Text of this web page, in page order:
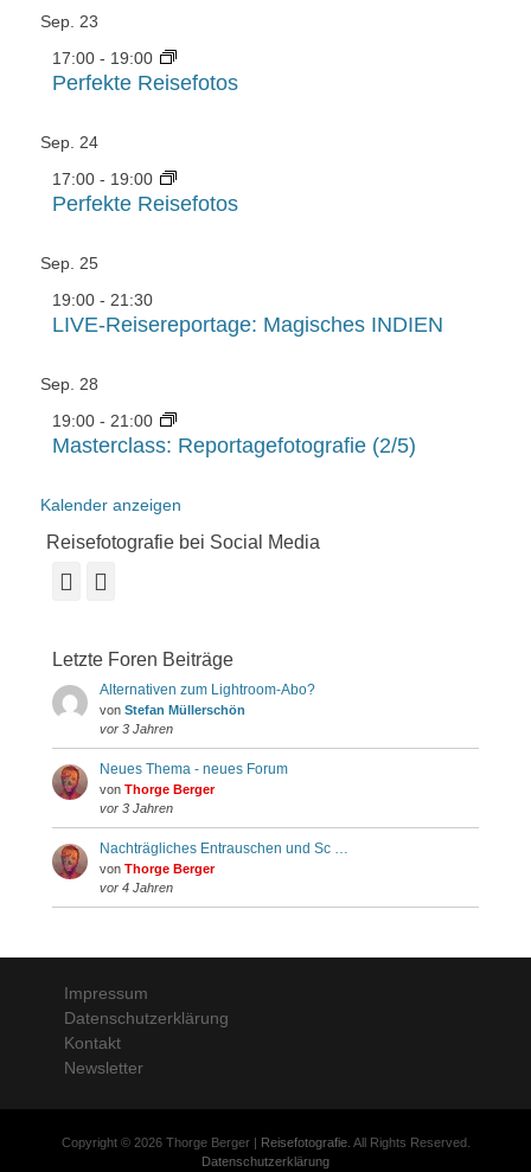
Sep. 23
17:00 - 19:00
Perfekte Reisefotos
Sep. 24
17:00 - 19:00
Perfekte Reisefotos
Sep. 25
19:00 - 21:30
LIVE-Reisereportage: Magisches INDIEN
Sep. 28
19:00 - 21:00
Masterclass: Reportagefotografie (2/5)
Kalender anzeigen
Reisefotografie bei Social Media
Facebook
Letzte Foren Beiträge
Alternativen zum Lightroom-Abo?
von Stefan Müllerschön
vor 3 Jahren
Neues Thema - neues Forum
von Thorge Berger
vor 3 Jahren
Nachträgliches Entrauschen und Sc …
von Thorge Berger
vor 4 Jahren
Impressum
Datenschutzerklärung
Kontakt
Newsletter
Copyright © 2026 Thorge Berger | Reisefotografie. All Rights Reserved.
Datenschutzerklärung